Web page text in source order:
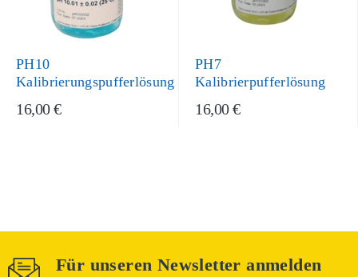
PH10
Kalibrierungspufferlösung
16,00 €
PH7
Kalibrierpufferlösung
16,00 €
Für unseren Newsletter anmelden